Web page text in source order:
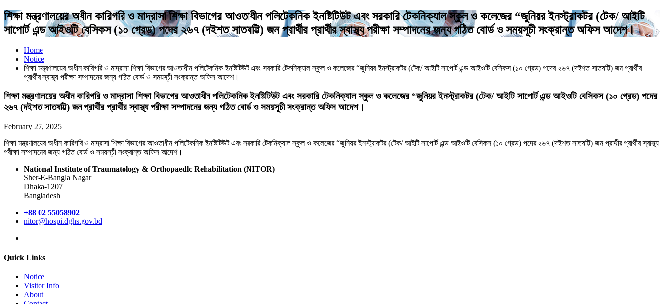
শিক্ষা মন্ত্রণালয়ের অধীন কারিগরি ও মাদ্রাসা শিক্ষা বিভাগের আওতাধীন পলিটেকনিক ইনষ্টিটিউট এবং সরকারি টেকনিক্যাল স্কুল ও কলেজের “জুনিয়র ইনস্ট্রাকটর (টেক/ আইটি
সাপোর্ট এন্ড আইওটি বেসিকস (১০ গ্রেড) পদের ২৬৭ (দইশত সাতষট্টি) জন প্রার্থীর প্রার্থীর স্বাস্থ্য পরীক্ষা সম্পাদনের জন্য গঠিত বোর্ড ও সময়সূচী সংক্রান্ত অফিস আদেশ।
Home
Notice
শিক্ষা মন্ত্রণালয়ের অধীন কারিগরি ও মাদ্রাসা শিক্ষা বিভাগের আওতাধীন পলিটেকনিক ইনষ্টিটিউট এবং সরকারি টেকনিক্যাল স্কুল ও কলেজের “জুনিয়র ইনস্ট্রাকটর (টেক/ আইটি সাপোর্ট এন্ড আইওটি বেসিকস (১০ গ্রেড) পদের ২৬৭ (দইশত সাতষট্টি) জন প্রার্থীর
প্রার্থীর স্বাস্থ্য পরীক্ষা সম্পাদনের জন্য গঠিত বোর্ড ও সময়সূচী সংক্রান্ত অফিস আদেশ।
শিক্ষা মন্ত্রণালয়ের অধীন কারিগরি ও মাদ্রাসা শিক্ষা বিভাগের আওতাধীন পলিটেকনিক ইনষ্টিটিউট এবং সরকারি টেকনিক্যাল স্কুল ও কলেজের “জুনিয়র ইনস্ট্রাকটর (টেক/ আইটি সাপোর্ট এন্ড আইওটি বেসিকস (১০ গ্রেড) পদের
২৬৭ (দইশত সাতষট্টি) জন প্রার্থীর প্রার্থীর স্বাস্থ্য পরীক্ষা সম্পাদনের জন্য গঠিত বোর্ড ও সময়সূচী সংক্রান্ত অফিস আদেশ।
February 27, 2025
শিক্ষা মন্ত্রণালয়ের অধীন কারিগরি ও মাদ্রাসা শিক্ষা বিভাগের আওতাধীন পলিটেকনিক ইনষ্টিটিউট এবং সরকারি টেকনিক্যাল স্কুল ও কলেজের “জুনিয়র ইনস্ট্রাকটর (টেক/ আইটি সাপোর্ট এন্ড আইওটি বেসিকস (১০ গ্রেড) পদের ২৬৭ (দইশত সাতষট্টি) জন প্রার্থীর প্রার্থীর স্বাস্থ্য
পরীক্ষা সম্পাদনের জন্য গঠিত বোর্ড ও সময়সূচী সংক্রান্ত অফিস আদেশ।
National Institute of Traumatology & Orthopaedlc Rehabilitation (NITOR)
Sher-E-Bangla Nagar
Dhaka-1207
Bangladesh
+88 02 55058902
nitor@hospi.dghs.gov.bd
Quick Links
Notice
Visitor Info
About